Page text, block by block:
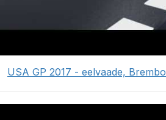
USA GP 2017 - eelvaade, Brembo